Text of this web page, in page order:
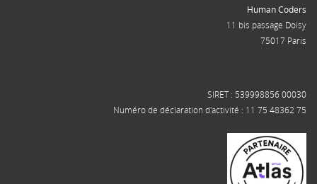
Human Coders
11 bis passage Doisy
75017 Paris
SIRET : 539998856 00030
Numéro de déclaration d'activité : 11 75 48362 75